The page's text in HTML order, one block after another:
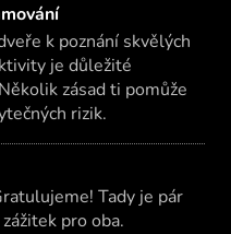
k poznání skvělých
je důležité
zásad ti pomůže
rizik.
Tady je pár
pro oba.